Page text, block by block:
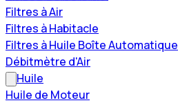
Filtres à Air
Filtres à Habitacle
Filtres à Huile Boîte Automatique
Débitmètre d'Air
Huile
Huile de Moteur